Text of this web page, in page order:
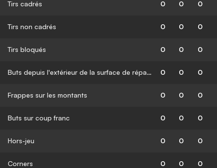
Tirs cadrés 0 0 0
Tirs non cadrés 0 0 0
Tirs bloqués 0 0 0
Buts depuis l'extérieur de la surface de réparation 0 0 0
Frappes sur les montants 0 0 0
Buts sur coup franc 0 0 0
Hors-jeu 0 0 0
Corners 0 0 0